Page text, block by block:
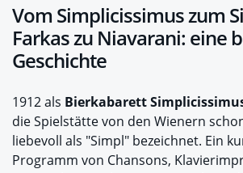
Vom Simplicissimus zum
Farkas zu Niavarani: eine
Geschichte
1912 als Bierkabarett
die Spielstätte von den Wienern
liebevoll als "Simpl" bezeichnet. Ein
Programm von Chansons,